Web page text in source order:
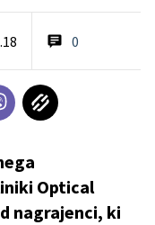
0
Optical
nagrajenci, ki